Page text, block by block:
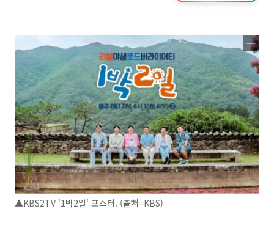
▲KBS2TV '1박2일' 포스터. (출처=KBS)